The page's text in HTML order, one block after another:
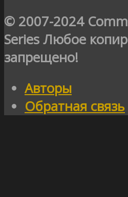
© 2007-2024
Series Любое
запрещено!
Авторы
Обратная связь